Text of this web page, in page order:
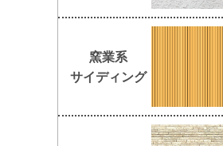
窯業系
サイディング